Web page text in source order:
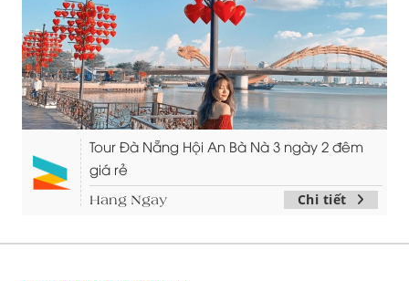
Tour Đà Nẵng Hội An Bà Nà 3 ngày 2 đêm
giá rẻ
Hang Ngay Chi tiết